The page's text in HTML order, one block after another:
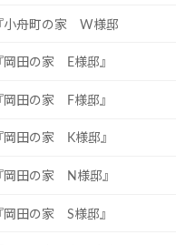
小舟町の家 W様邸
岡田の家 E様邸』
岡田の家 F様邸』
岡田の家 K様邸』
岡田の家 N様邸』
岡田の家 S様邸』